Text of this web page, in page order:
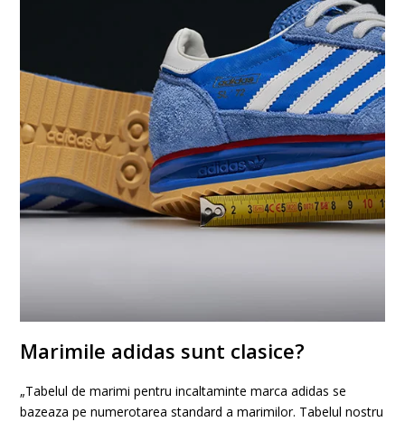
Marimile adidas sunt clasice?
„Tabelul de marimi pentru incaltaminte marca adidas se
bazeaza pe numerotarea standard a marimilor. Tabelul nostru